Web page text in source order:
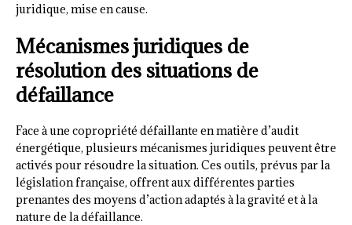
juridique, mise en cause.
Mécanismes juridiques de
résolution des situations de
défaillance
Face à une copropriété défaillante en matière d’audit
énergétique, plusieurs mécanismes juridiques peuvent être
activés pour résoudre la situation. Ces outils, prévus par la
législation française, offrent aux différentes parties
prenantes des moyens d’action adaptés à la gravité et à la
nature de la défaillance.